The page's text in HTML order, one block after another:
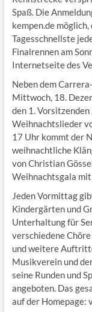
Spaß. Die
kempen.de
Tagesschnellste
Finalrennen am
Internetseite des
Neben dem
Mittwoch, 18.
den 1.
Weihnachtslieder
17 Uhr kommt der
weihnachtliche
von Christian
Weihnachtsgala
Jeden Vormittag
Kindergärten und
Unterhaltung für
verschiedene
und weitere
Musikverein und
seine Runden und
angeboten. Das
auf der Homepage: